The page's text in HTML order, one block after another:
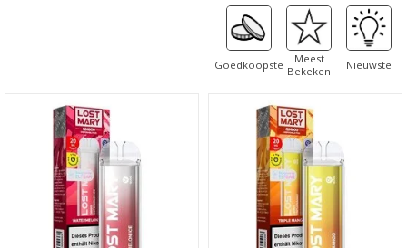
Goedkoopste
Meest
Bekeken
Nieuwste